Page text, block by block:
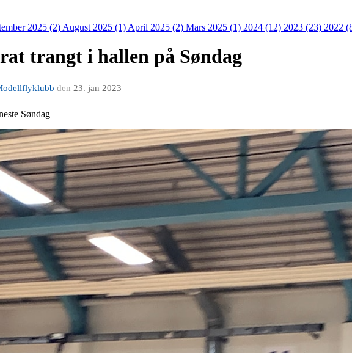
2025 (2) August 2025 (1) April 2025 (2) Mars 2025 (1) 2024 (12) 2023 (23) 2022
trangt i hallen på Søndag
den 23. jan 2023
Søndag